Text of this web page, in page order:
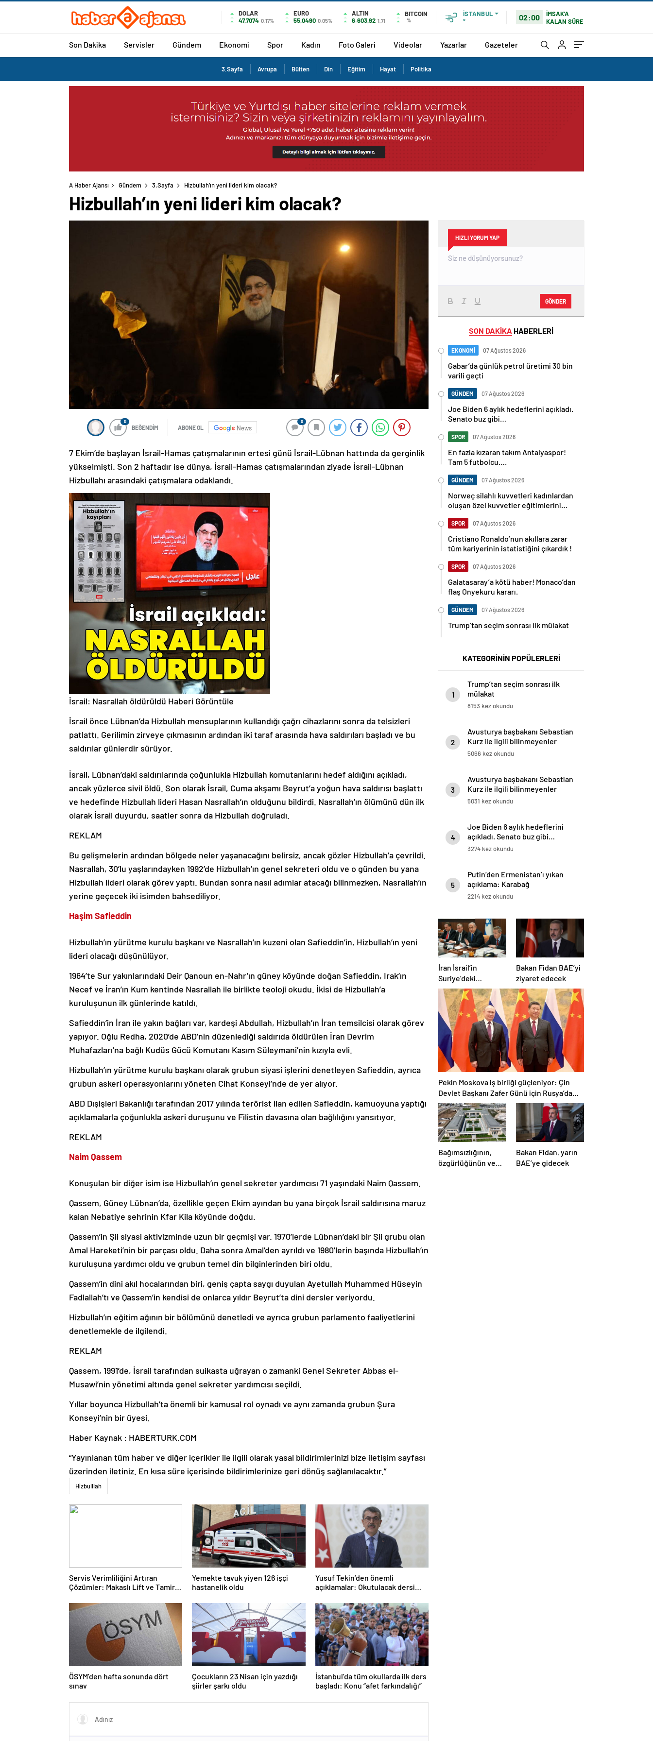
DOLAR
47,7074 0.17%
EURO
55,0490 0.05%
ALTIN
6.603,92 1,71
BITCOIN
%
İSTANBUL
°
02:00
İMSAK'A
KALAN SÜRE
Son Dakika Servisler Gündem Ekonomi Spor Kadın Foto Galeri Videolar Yazarlar Gazeteler
3.Sayfa Avrupa Bülten Din Eğitim Hayat Politika
A Haber Ajansı Gündem 3.Sayfa Hizbullah’ın yeni lideri kim olacak?
Hizbullah’ın yeni lideri kim olacak?
0
BEĞENDİM ABONE OL News
0
7 Ekim’de başlayan İsrail-Hamas çatışmalarının ertesi günü İsrail-Lübnan hattında da gerginlik
yükselmişti. Son 2 haftadır ise dünya, İsrail-Hamas çatışmalarından ziyade İsrail-Lübnan
Hizbullahı arasındaki çatışmalara odaklandı.
İsrail: Nasrallah öldürüldü Haberi Görüntüle
İsrail önce Lübnan’da Hizbullah mensuplarının kullandığı çağrı cihazlarını sonra da telsizleri
patlattı. Gerilimin zirveye çıkmasının ardından iki taraf arasında hava saldırıları başladı ve bu
saldırılar günlerdir sürüyor.
İsrail, Lübnan’daki saldırılarında çoğunlukla Hizbullah komutanlarını hedef aldığını açıkladı,
ancak yüzlerce sivil öldü. Son olarak İsrail, Cuma akşamı Beyrut’a yoğun hava saldırısı başlattı
ve hedefinde Hizbullah lideri Hasan Nasrallah’ın olduğunu bildirdi. Nasrallah’ın ölümünü dün ilk
olarak İsrail duyurdu, saatler sonra da Hizbullah doğruladı.
REKLAM
Bu gelişmelerin ardından bölgede neler yaşanacağını belirsiz, ancak gözler Hizbullah’a çevrildi.
Nasrallah, 30’lu yaşlarındayken 1992’de Hizbullah’ın genel sekreteri oldu ve o günden bu yana
Hizbullah lideri olarak görev yaptı. Bundan sonra nasıl adımlar atacağı bilinmezken, Nasrallah’ın
yerine geçecek iki isimden bahsediliyor.
Haşim Safieddin
Hizbullah’ın yürütme kurulu başkanı ve Nasrallah’ın kuzeni olan Safieddin’in, Hizbullah’ın yeni
lideri olacağı düşünülüyor.
1964’te Sur yakınlarındaki Deir Qanoun en-Nahr’ın güney köyünde doğan Safieddin, Irak’ın
Necef ve İran’ın Kum kentinde Nasrallah ile birlikte teoloji okudu. İkisi de Hizbullah’a
kuruluşunun ilk günlerinde katıldı.
Safieddin’in İran ile yakın bağları var, kardeşi Abdullah, Hizbullah’ın İran temsilcisi olarak görev
yapıyor. Oğlu Redha, 2020’de ABD’nin düzenlediği saldırıda öldürülen İran Devrim
Muhafazları’na bağlı Kudüs Gücü Komutanı Kasım Süleymani’nin kızıyla evli.
Hizbullah’ın yürütme kurulu başkanı olarak grubun siyasi işlerini denetleyen Safieddin, ayrıca
grubun askeri operasyonlarını yöneten Cihat Konseyi’nde de yer alıyor.
ABD Dışişleri Bakanlığı tarafından 2017 yılında terörist ilan edilen Safieddin, kamuoyuna yaptığı
açıklamalarla çoğunlukla askeri duruşunu ve Filistin davasına olan bağlılığını yansıtıyor.
REKLAM
Naim Qassem
Konuşulan bir diğer isim ise Hizbullah’ın genel sekreter yardımcısı 71 yaşındaki Naim Qassem.
Qassem, Güney Lübnan’da, özellikle geçen Ekim ayından bu yana birçok İsrail saldırısına maruz
kalan Nebatiye şehrinin Kfar Kila köyünde doğdu.
Qassem’in Şii siyasi aktivizminde uzun bir geçmişi var. 1970’lerde Lübnan’daki bir Şii grubu olan
Amal Hareketi’nin bir parçası oldu. Daha sonra Amal’den ayrıldı ve 1980’lerin başında Hizbullah’ın
kuruluşuna yardımcı oldu ve grubun temel din bilginlerinden biri oldu.
Qassem’in dini akıl hocalarından biri, geniş çapta saygı duyulan Ayetullah Muhammed Hüseyin
Fadlallah’tı ve Qassem’in kendisi de onlarca yıldır Beyrut’ta dini dersler veriyordu.
Hizbullah’ın eğitim ağının bir bölümünü denetledi ve ayrıca grubun parlamento faaliyetlerini
denetlemekle de ilgilendi.
REKLAM
Qassem, 1991’de, İsrail tarafından suikasta uğrayan o zamanki Genel Sekreter Abbas el-
Musawi’nin yönetimi altında genel sekreter yardımcısı seçildi.
Yıllar boyunca Hizbullah’ta önemli bir kamusal rol oynadı ve aynı zamanda grubun Şura
Konseyi’nin bir üyesi.
Haber Kaynak : HABERTURK.COM
“Yayınlanan tüm haber ve diğer içerikler ile ilgili olarak yasal bildirimlerinizi bize iletişim sayfası
üzerinden iletiniz. En kısa süre içerisinde bildirimlerinize geri dönüş sağlanılacaktır.”
Hizbulllah
Servis Verimliliğini Artıran
Çözümler: Makaslı Lift ve Tamirci
Yemekte tavuk yiyen 126 işçi
hastanelik oldu
Yusuf Tekin’den önemli
açıklamalar: Okutulacak dersi
değişikliği masada
ÖSYM’den hafta sonunda dört
sınav
Çocukların 23 Nisan için yazdığı
şiirler şarkı oldu
İstanbul’da tüm okullarda ilk ders
başladı: Konu “afet farkındalığı”
HIZLI YORUM YAP
GÖNDER
SON DAKİKA HABERLERİ
EKONOMİ 07 Ağustos 2026
Gabar’da günlük petrol üretimi 30 bin
varili geçti
GÜNDEM 07 Ağustos 2026
Joe Biden 6 aylık hedeflerini açıkladı.
Senato buz gibi…
SPOR 07 Ağustos 2026
En fazla kızaran takım Antalyaspor!
Tam 5 futbolcu….
GÜNDEM 07 Ağustos 2026
Norweç silahlı kuvvetleri kadınlardan
oluşan özel kuvvetler eğitimlerini
SPOR 07 Ağustos 2026
Cristiano Ronaldo’nun akıllara zarar
tüm kariyerinin istatistiğini çıkardık !
SPOR 07 Ağustos 2026
Galatasaray’a kötü haber! Monaco’dan
flaş Onyekuru kararı.
GÜNDEM 07 Ağustos 2026
Trump’tan seçim sonrası ilk mülakat
KATEGORİNİN POPÜLERLERİ
1
Trump’tan seçim sonrası ilk
mülakat
8153 kez okundu
2
Avusturya başbakanı Sebastian
Kurz ile ilgili bilinmeyenler
5066 kez okundu
3
Avusturya başbakanı Sebastian
Kurz ile ilgili bilinmeyenler
5031 kez okundu
4
Joe Biden 6 aylık hedeflerini
açıkladı. Senato buz gibi…
3274 kez okundu
5
Putin’den Ermenistan’ı yıkan
açıklama: Karabağ
Azerbaycan’ın ayrılmaz bir
2214 kez okundu
İran İsrail’in
Suriye’deki
saldırılarını kınadı
Bakan Fidan BAE’yi
ziyaret edecek
Pekin Moskova iş birliği güçleniyor: Çin
Devlet Başkanı Zafer Günü için Rusya’da
olacak
Bağımsızlığının,
özgürlüğünün ve
Bakan Fidan, yarın
BAE’ye gidecek